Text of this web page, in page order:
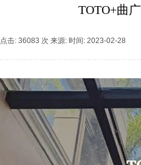
TOTO+曲
点击: 36083 次 来源: 时间: 2023-02-28